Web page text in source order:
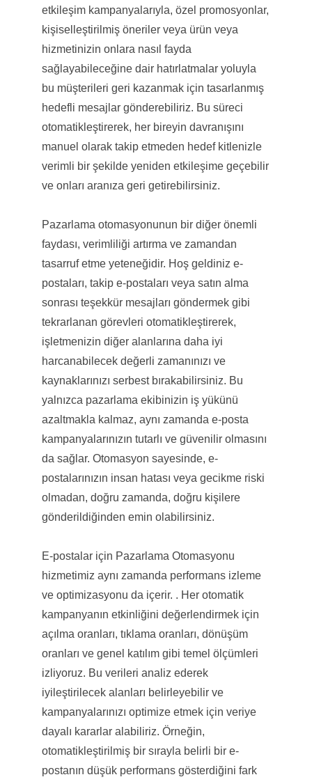
etkileşim kampanyalarıyla, özel promosyonlar,
kişiselleştirilmiş öneriler veya ürün veya
hizmetinizin onlara nasıl fayda
sağlayabileceğine dair hatırlatmalar yoluyla
bu müşterileri geri kazanmak için tasarlanmış
hedefli mesajlar gönderebiliriz. Bu süreci
otomatikleştirerek, her bireyin davranışını
manuel olarak takip etmeden hedef kitlenizle
verimli bir şekilde yeniden etkileşime geçebilir
ve onları aranıza geri getirebilirsiniz.
Pazarlama otomasyonunun bir diğer önemli
faydası, verimliliği artırma ve zamandan
tasarruf etme yeteneğidir. Hoş geldiniz e-
postaları, takip e-postaları veya satın alma
sonrası teşekkür mesajları göndermek gibi
tekrarlanan görevleri otomatikleştirerek,
işletmenizin diğer alanlarına daha iyi
harcanabilecek değerli zamanınızı ve
kaynaklarınızı serbest bırakabilirsiniz. Bu
yalnızca pazarlama ekibinizin iş yükünü
azaltmakla kalmaz, aynı zamanda e-posta
kampanyalarınızın tutarlı ve güvenilir olmasını
da sağlar. Otomasyon sayesinde, e-
postalarınızın insan hatası veya gecikme riski
olmadan, doğru zamanda, doğru kişilere
gönderildiğinden emin olabilirsiniz.
E-postalar için Pazarlama Otomasyonu
hizmetimiz aynı zamanda performans izleme
ve optimizasyonu da içerir. . Her otomatik
kampanyanın etkinliğini değerlendirmek için
açılma oranları, tıklama oranları, dönüşüm
oranları ve genel katılım gibi temel ölçümleri
izliyoruz. Bu verileri analiz ederek
iyileştirilecek alanları belirleyebilir ve
kampanyalarınızı optimize etmek için veriye
dayalı kararlar alabiliriz. Örneğin,
otomatikleştirilmiş bir sırayla belirli bir e-
postanın düşük performans gösterdiğini fark